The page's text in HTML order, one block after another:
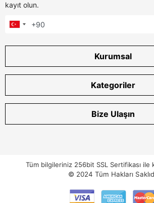
kayıt olun.
Kurumsal
Kategoriler
Bize Ulaşın
Tüm bilgileriniz 256bit SSL Sertifikası ile
© 2024 Tüm Hakları